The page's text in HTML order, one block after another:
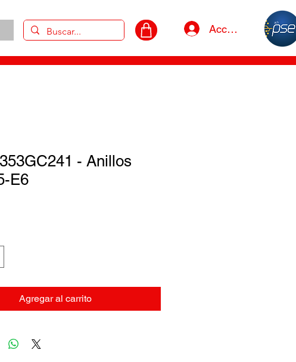
Acceso
- Anillos
E6
Agregar al carrito